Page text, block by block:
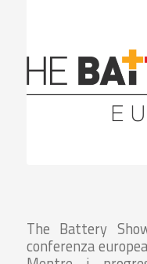
The Battery
conferenza